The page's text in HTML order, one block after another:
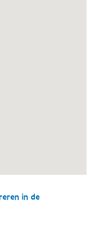
in de